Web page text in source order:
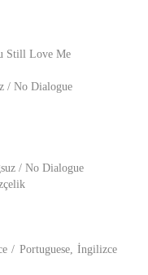
Still Love Me
/ No Dialogue
/ No Dialogue
/ Portuguese, İngilizce